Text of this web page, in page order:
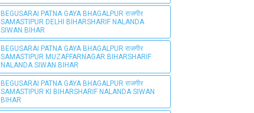
BEGUSARAI PATNA GAYA BHAGALPUR राजगीर
SAMASTIPUR DELHI BIHARSHARIF NALANDA
SIWAN BIHAR
BEGUSARAI PATNA GAYA BHAGALPUR राजगीर
SAMASTIPUR MUZAFFARNAGAR BIHARSHARIF
NALANDA SIWAN BIHAR
BEGUSARAI PATNA GAYA BHAGALPUR राजगीर
SAMASTIPUR KI BIHARSHARIF NALANDA SIWAN
BIHAR